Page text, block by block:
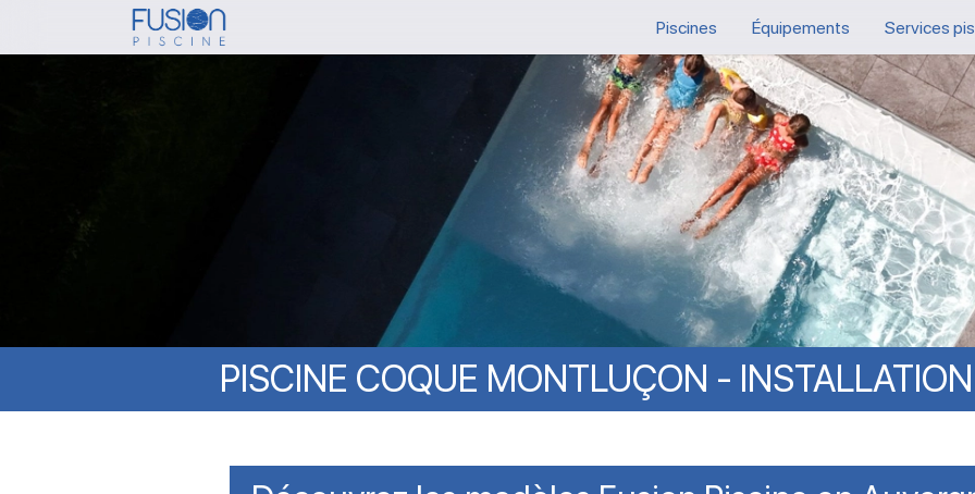
to
Piscines Équipements Services
PISCINE COQUE MONTLUÇON - INSTALLATION